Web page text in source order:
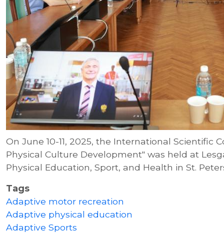
On June 10-11, 2025, the International Scientific
Physical Culture Development" was held at
Physical Education, Sport, and Health in St.
Tags
Adaptive motor recreation
Adaptive physical education
Adaptive Sports